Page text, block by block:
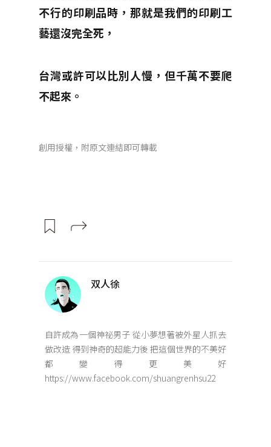
不行的印刷品時，那就是我們的印刷工
藝還沒完全死，
台灣或許可以比別人慢，但千萬不要爬
不起來。
創用授權，附原文連結即可轉載
双人徐
自許成為一個神祕男子 從小夢想著被外星人抓去
做改造 得到神奇的超能力後 把這個世界的不美好
都變得更美好
https://www.facebook.com/shuangrenhsu22